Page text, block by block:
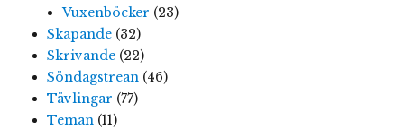
Vuxenböcker (23)
Skapande(32)
Skrivande(22)
Söndagstrean(46)
Tävlingar (77)
Teman(11)